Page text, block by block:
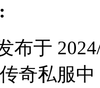
布于
奇私服